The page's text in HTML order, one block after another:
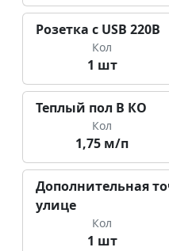
Розетка с USB 220В
Кол
1 шт
Теплый пол В КО
Кол
1,75 м/п
Дополнительная
улице
Кол
1 шт